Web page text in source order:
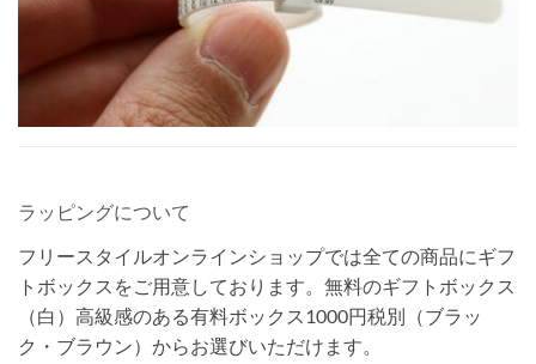
ラッピングについて
フリースタイルオンラインショップでは全ての商品にギフ
トボックスをご用意しております。無料のギフトボックス
（白）高級感のある有料ボックス1000円税別（ブラッ
ク・ブラウン）からお選びいただけます。